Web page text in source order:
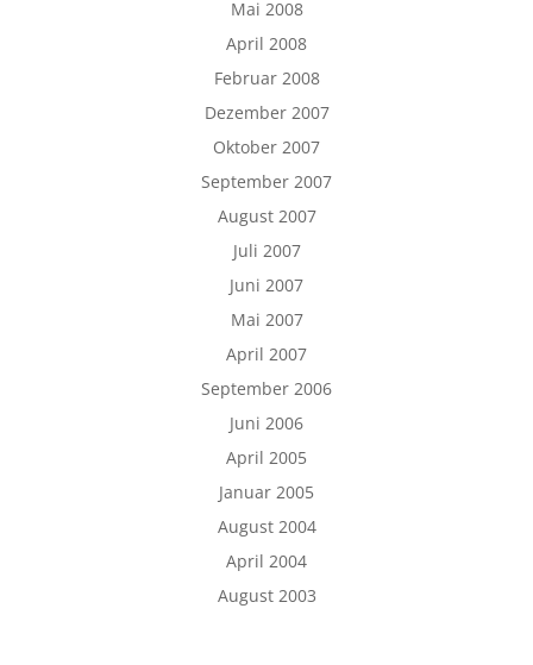
Mai 2008
April 2008
Februar 2008
Dezember 2007
Oktober 2007
September 2007
August 2007
Juli 2007
Juni 2007
Mai 2007
April 2007
September 2006
Juni 2006
April 2005
Januar 2005
August 2004
April 2004
August 2003